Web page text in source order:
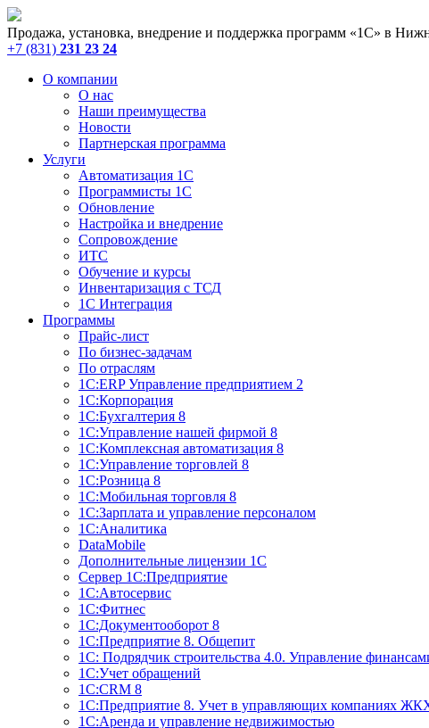
Продажа, установка, внедрение и поддержка программ «1С» в
+7 (831) 231 23 24
О компании
О нас
Наши преимущества
Новости
Партнерская программа
Услуги
Автоматизация 1С
Программисты 1С
Обновление
Настройка и внедрение
Сопровождение
ИТС
Обучение и курсы
Инвентаризация с ТСД
1С Интеграция
Программы
Прайс-лист
По бизнес-задачам
По отраслям
1C:ERP Управление предприятием 2
1С:Корпорация
1С:Бухгалтерия 8
1С:Управление нашей фирмой 8
1С:Комплексная автоматизация 8
1С:Управление торговлей 8
1С:Розница 8
1С:Мобильная торговля 8
1С:Зарплата и управление персоналом
1С:Аналитика
DataMobile
Дополнительные лицензии 1С
Сервер 1С:Предприятие
1С:Автосервис
1С:Фитнес
1С:Документооборот 8
1С:Предприятие 8. Общепит
1С: Подрядчик строительства 4.0. Управление
1С:Учет обращений
1C:CRM 8
1С:Предприятие 8. Учет в управляющих компаниях
1С:Аренда и управление недвижимостью